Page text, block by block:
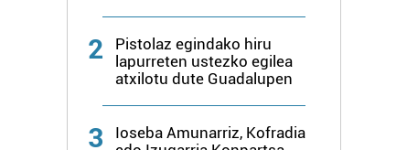
2
Pistolaz egindako hiru
lapurreten ustezko egilea
atxilotu dute Guadalupen
3
Ioseba Amunarriz, Kofradia